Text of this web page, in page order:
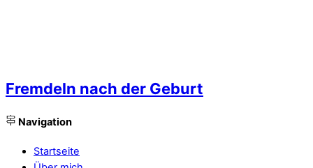
Fremdeln nach der Geburt
Navigation
Startseite